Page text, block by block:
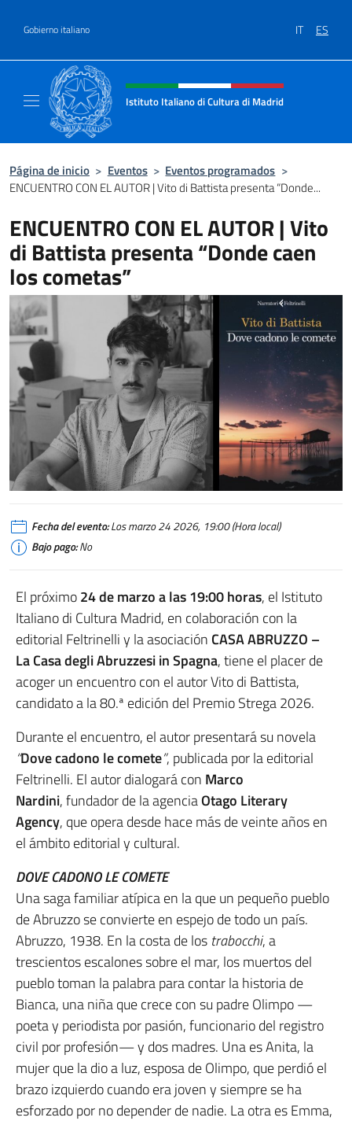
Gobierno italiano IT ES
Encabezado del sitio web,
Istituto Italiano di Cultura di Madrid
Página de inicio > Eventos > Eventos programados >
ENCUENTRO CON EL AUTOR | Vito di Battista presenta “Donde...
ENCUENTRO CON EL AUTOR | Vito
di Battista presenta “Donde caen
los cometas”
Fecha del evento:Los marzo 24 2026, 19:00 (Hora local)
Bajo pago:No
El próximo24 de marzo a las 19:00 horas, el Istituto
Italiano di Cultura Madrid, en colaboración con la
editorial Feltrinelliy la asociación CASA ABRUZZO –
La Casa degli Abruzzesi in Spagna, tiene el placer de
acoger un encuentro con el autorVito di Battista,
candidato a la 80.ª edición del Premio Strega 2026.
Durante el encuentro, el autor presentará su novela
“Dove cadono le comete”, publicada por la editorial
Feltrinelli. El autor dialogará con Marco
Nardini, fundador de la agenciaOtago Literary
Agency, que opera desde hace más de veinte años en
el ámbito editorial y cultural.
DOVE CADONO LE COMETE
Una saga familiar atípica en la que un pequeño pueblo
de Abruzzo se convierte en espejo de todo un país.
Abruzzo, 1938. En la costa de los trabocchi, a
trescientos escalones sobre el mar, los muertos del
pueblo toman la palabra para contar la historia de
Bianca, una niña que crece con su padre Olimpo —
poeta y periodista por pasión, funcionario del registro
civil por profesión— y dos madres. Una es Anita, la
mujer que la dio a luz, esposa de Olimpo, que perdió el
brazo izquierdo cuando era joven y siempre se ha
esforzado por no depender de nadie. La otra es Emma,